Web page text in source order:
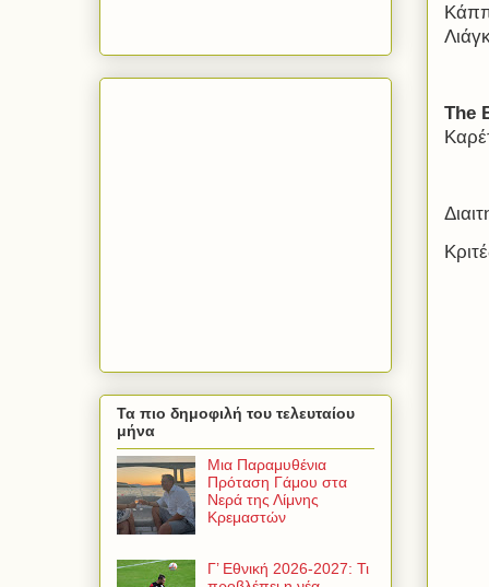
The
Τα πιο δημοφιλή του τελευταίου
μήνα
Μια Παραμυθένια
Πρόταση Γάμου στα
Νερά της Λίμνης
Κρεμαστών
Γ’ Εθνική 2026-2027: Τι